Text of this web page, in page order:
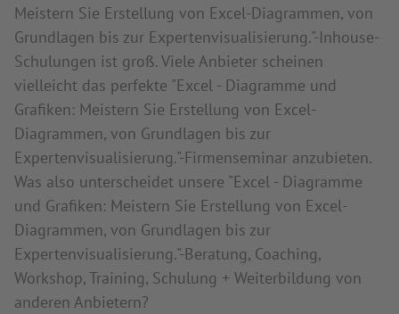
Meistern Sie Erstellung von Excel-Diagrammen, von
Grundlagen bis zur Expertenvisualisierung."-Inhouse-
Schulungen ist groß. Viele Anbieter scheinen
vielleicht das perfekte "Excel - Diagramme und
Grafiken: Meistern Sie Erstellung von Excel-
Diagrammen, von Grundlagen bis zur
Expertenvisualisierung."-Firmenseminar anzubieten.
Was also unterscheidet unsere "Excel - Diagramme
und Grafiken: Meistern Sie Erstellung von Excel-
Diagrammen, von Grundlagen bis zur
Expertenvisualisierung."-Beratung, Coaching,
Workshop, Training, Schulung + Weiterbildung von
anderen Anbietern?